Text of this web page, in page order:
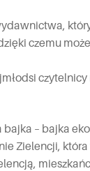
czemu
bajka – bajka
Zielencji,